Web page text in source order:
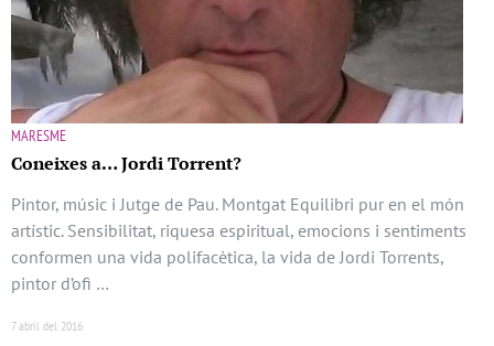
MARESME
Coneixes a… Jordi Torrent?
Pintor, músic i Jutge de Pau. Montgat Equilibri pur en el món
artístic. Sensibilitat, riquesa espiritual, emocions i sentiments
conformen una vida polifacètica, la vida de Jordi Torrents,
pintor d’ofi …
7 abril del 2016